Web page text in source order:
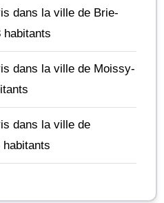
dans la ville de Brie-
habitants
dans la ville de Moissy-
dans la ville de
habitants